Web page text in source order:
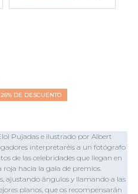
26% DE DESCUENTO
Pujadas e ilustrado por Albert
interpretaréis a un fotógrafo
de las celebridades que llegan en
hacia la gala de premios.
ajustando ángulos y llamando a las
planos, que os recompensarán